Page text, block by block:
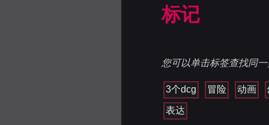
标记
您可以单击标签查找同
3个dcg 冒险 动画
表达